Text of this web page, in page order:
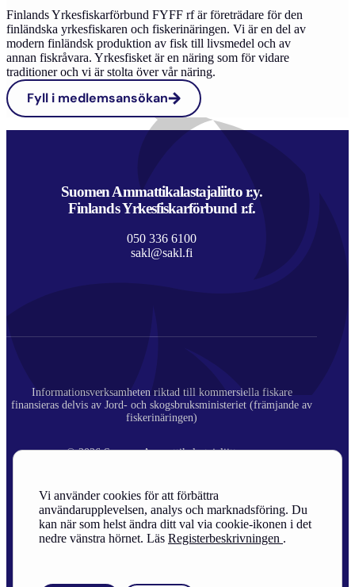
Vi använder cookies för att förbättra
användarupplevelsen, analys och marknadsföring. Du
kan när som helst ändra ditt val via cookie-ikonen i det
nedre vänstra hörnet. Läs Registerbeskrivningen .
Finlands Yrkesfiskarförbund FYFF rf är företrädare för den
finländska yrkesfiskaren och fiskerinäringen. Vi är en del av
modern finländsk produktion av fisk till livsmedel och av
annan fiskråvara. Yrkesfisket är en näring som för vidare
traditioner och vi är stolta över vår näring.
Fyll i medlemsansökan
Suomen Ammattikalastajaliitto r.y.
Finlands Yrkesfiskarförbund r.f.
050 336 6100
sakl@sakl.fi
Informationsverksamheten riktad till kommersiella fiskare
finansieras delvis av Jord- och skogsbruksministeriet (främjande av
fiskerinäringen)
© 2026 Suomen Ammattikalastajaliitto ry.
Site Credits